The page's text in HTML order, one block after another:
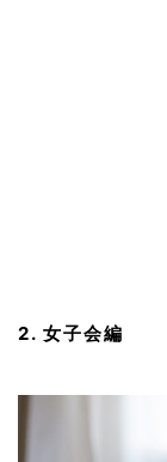
2. 女子会編